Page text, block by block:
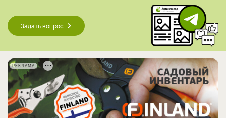
Задать вопрос
РЕКЛАМА